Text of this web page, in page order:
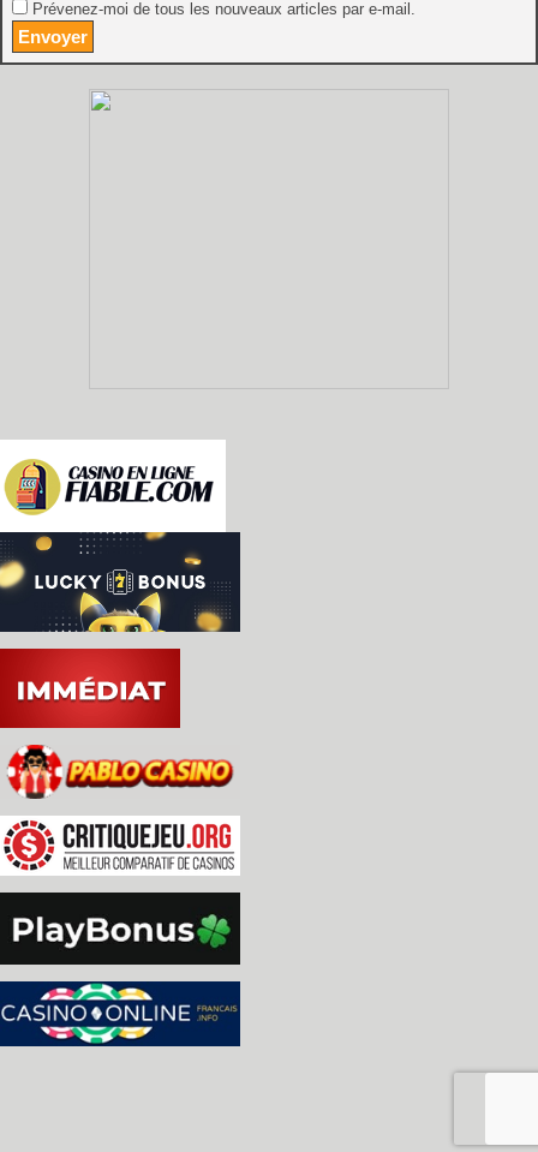
Prévenez-moi de tous les nouveaux articles par e-mail.